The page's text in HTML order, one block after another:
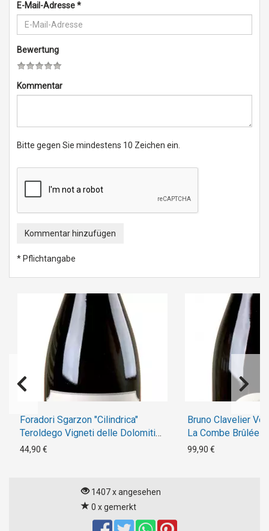
E-Mail-Adresse*
Bewertung
Kommentar
Bitte gegen Sie mindestens 10 Zeichen ein.
Kommentar hinzufügen
* Pflichtangabe
Foradori Sgarzon "Cilindrica"
Teroldego Vigneti delle Dolomiti
2013
44,90 €
Bruno Clavelier
La Combe Brûlée
99,90 €
1407 x angesehen
0 x gemerkt